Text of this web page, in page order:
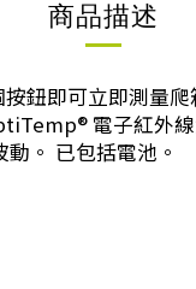
商品描述
鈕即可立即測量
電子紅外
。 已包括電池。